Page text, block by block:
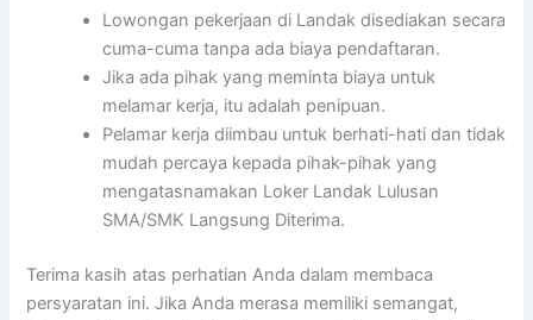
Lowongan pekerjaan di Landak disediakan secara
cuma-cuma tanpa ada biaya pendaftaran.
Jika ada pihak yang meminta biaya untuk
melamar kerja, itu adalah penipuan.
Pelamar kerja diimbau untuk berhati-hati dan tidak
mudah percaya kepada pihak-pihak yang
mengatasnamakan Loker Landak Lulusan
SMA/SMK Langsung Diterima.
Terima kasih atas perhatian Anda dalam membaca
persyaratan ini. Jika Anda merasa memiliki semangat,